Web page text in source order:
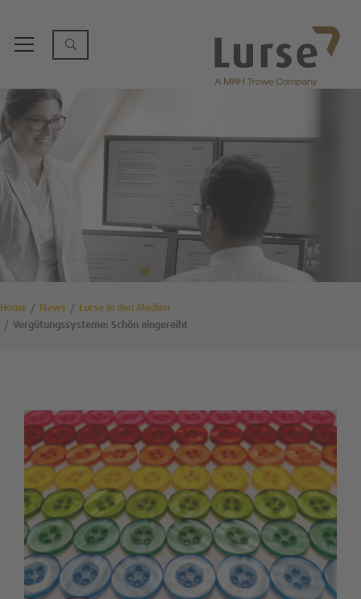
Home News
Lurse in den Medien
Vergütungssysteme: Schön eingereiht